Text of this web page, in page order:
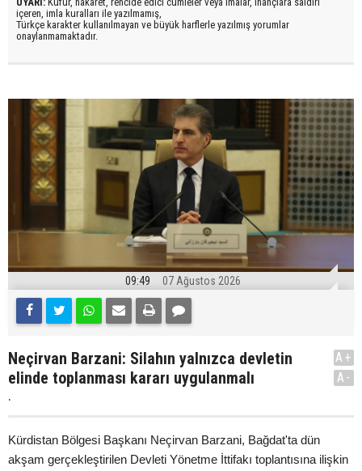
içeren, imla kuralları ile yazılmamış,
Türkçe karakter kullanılmayan ve büyük harflerle yazılmış yorumlar
onaylanmamaktadır.
09:49 07 Ağustos 2026
Neçirvan Barzani: Silahın yalnızca devletin
elinde toplanması kararı uygulanmalı
.
A+
A-
Kürdistan Bölgesi Başkanı Neçirvan Barzani, Bağdat'ta dün
akşam gerçekleştirilen Devleti Yönetme İttifakı toplantısına ilişkin